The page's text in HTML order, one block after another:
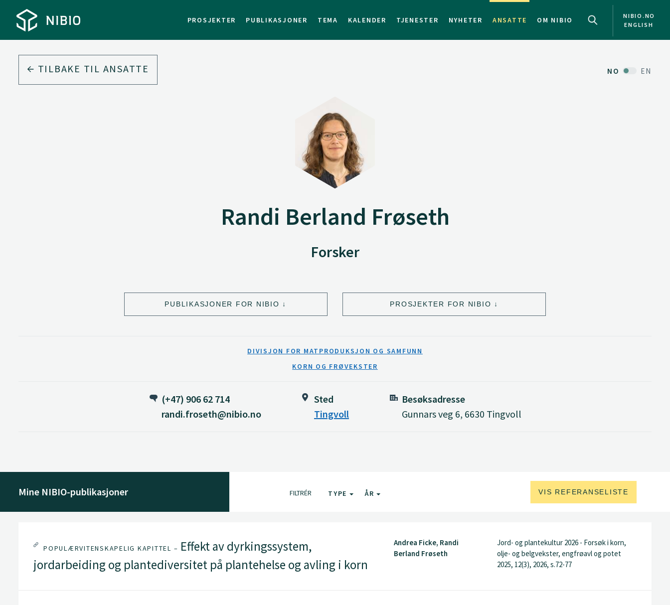
PROSJEKTER PUBLIKASJONER TEMA KALENDER TJENESTER NYHETER ANSATTE OM NIBIO
NIBIO.NO
ENGLISH
TILBAKE TIL ANSATTE NO EN
Randi Berland Frøseth
Forsker
PUBLIKASJONER FOR NIBIO PROSJEKTER FOR NIBIO
DIVISJON FOR MATPRODUKSJON OG SAMFUNN
KORN OG FRØVEKSTER
(+47) 906 62 714
randi.froseth@nibio.no
Sted
Tingvoll
Besøksadresse
Gunnars veg 6, 6630 Tingvoll
Mine NIBIO-publikasjoner FILTRÉR TYPE ÅR VIS REFERANSELISTE
POPULÆRVITENSKAPELIG KAPITTEL – Effekt av dyrkingssystem,
jordarbeiding og plantediversitet på plantehelse og avling i korn
Andrea Ficke, Randi
Berland Frøseth
Jord- og plantekultur 2026 - Forsøk i korn,
olje- og belgvekster, engfrøavl og potet
2025, 12(3), 2026, s.72-77